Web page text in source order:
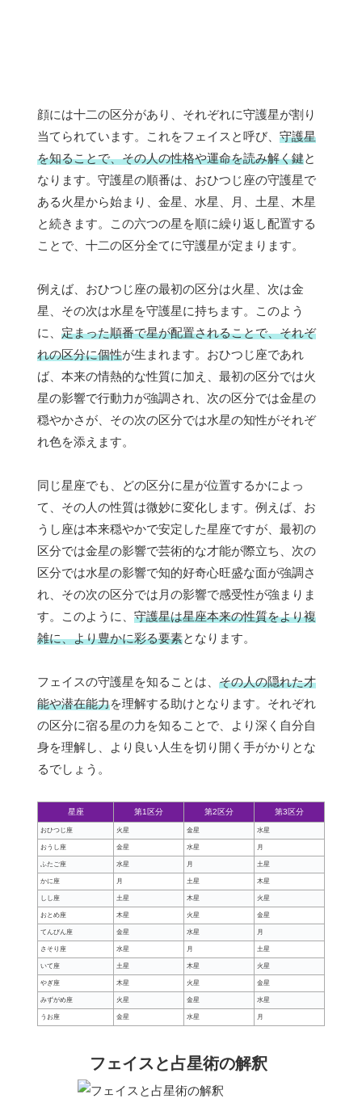
顔には十二の区分があり、それぞれに守護星が割り
当てられています。これをフェイスと呼び、 守護星
を知ることで、その人の性格や運命を読み解く鍵と
なります。守護星の順番は、おひつじ座の守護星で
ある火星から始まり、金星、水星、月、土星、木星
と続きます。この六つの星を順に繰り返し配置する
ことで、十二の区分全てに守護星が定まります。
例えば、おひつじ座の最初の区分は火星、次は金
星、その次は水星を守護星に持ちます。このよう
に、 定まった順番で星が配置されることで、それぞ
れの区分に個性が生まれます。おひつじ座であれ
ば、本来の情熱的な性質に加え、最初の区分では火
星の影響で行動力が強調され、次の区分では金星の
穏やかさが、その次の区分では水星の知性がそれぞ
れ色を添えます。
同じ星座でも、どの区分に星が位置するかによっ
て、その人の性質は微妙に変化します。例えば、お
うし座は本来穏やかで安定した星座ですが、最初の
区分では金星の影響で芸術的な才能が際立ち、次の
区分では水星の影響で知的好奇心旺盛な面が強調さ
れ、その次の区分では月の影響で感受性が強まりま
す。このように、 守護星は星座本来の性質をより複
雑に、より豊かに彩る要素となります。
フェイスの守護星を知ることは、 その人の隠れた才
能や潜在能力を理解する助けとなります。それぞれ
の区分に宿る星の力を知ることで、より深く自分自
身を理解し、より良い人生を切り開く手がかりとな
るでしょう。
星座 第1区分 第2区分 第3区分
おひつじ座 火星 金星 水星
おうし座 金星 水星 月
ふたご座 水星 月 土星
かに座 月 土星 木星
しし座 土星 木星 火星
おとめ座 木星 火星 金星
てんびん座 金星 水星 月
さそり座 水星 月 土星
いて座 土星 木星 火星
やぎ座 木星 火星 金星
みずがめ座 火星 金星 水星
うお座 金星 水星 月
フェイスと占星術の解釈